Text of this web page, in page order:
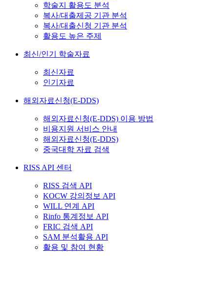
학술지 활용도 분석
복사/대출제공 기관 분석
복사/대출신청 기관 분석
활용도 높은 주제
최신/인기 학술자료
최신자료
인기자료
해외자료신청(E-DDS)
해외자료신청(E-DDS) 이용 방법
비용지원 서비스 안내
해외자료신청(E-DDS)
중국대학 자료 검색
RISS API 센터
RISS 검색 API
KOCW 강의정보 API
WILL 연계 API
Rinfo 통계정보 API
FRIC 검색 API
SAM 분석활용 API
활용 및 참여 현황